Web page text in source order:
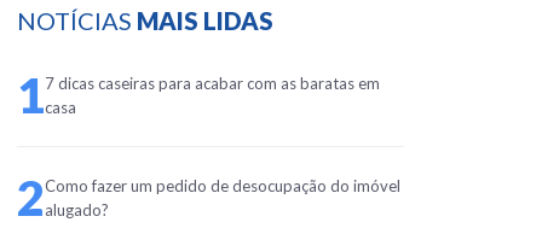
NOTÍCIAS MAIS LIDAS
17 dicas caseiras para acabar com as baratas em
casa
2Como fazer um pedido de desocupação do imóvel
alugado?